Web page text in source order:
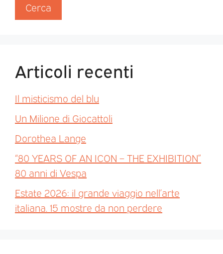
Cerca
Articoli recenti
Il misticismo del blu
Un Milione di Giocattoli
Dorothea Lange
“80 YEARS OF AN ICON – THE EXHIBITION”
80 anni di Vespa
Estate 2026: il grande viaggio nell’arte
italiana. 15 mostre da non perdere